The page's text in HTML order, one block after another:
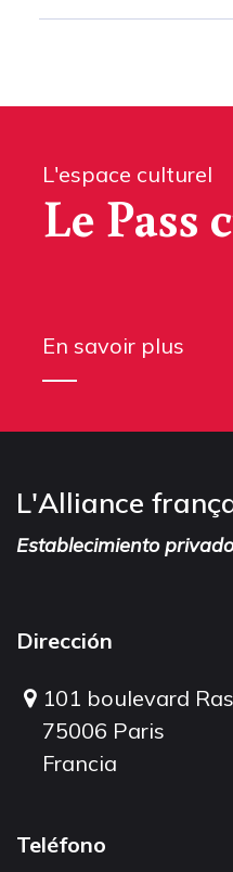
L'espace culturel
Le Pass
En savoir plus
L'Alliance
Establecimiento
Dirección
101 boulevard
75006 Paris
Francia
Teléfono